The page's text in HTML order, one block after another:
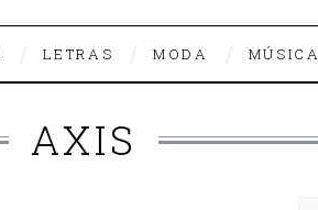
LETRAS MODA MÚSICA
AXIS